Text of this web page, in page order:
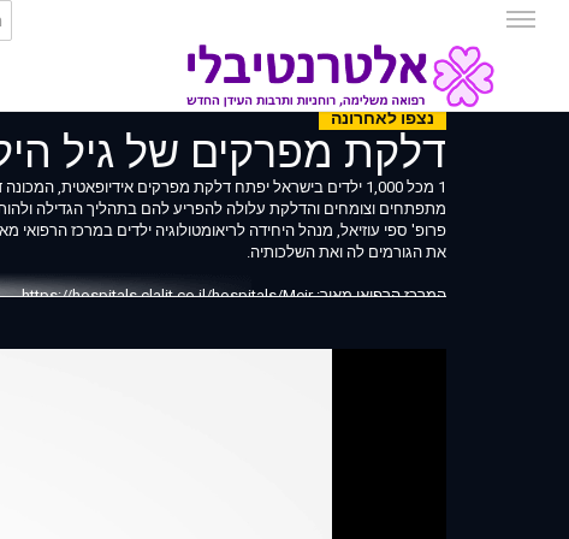
נצפו לאחרונה
דלקת מפרקים של גיל
1 מכל 1,000 ילדים בישראל יפתח דלקת מפרקים
מתפתחים וצומחים והדלקת עלולה להפריע להם בתהליך הגדילה
פרופ' ספי עוזיאל, מנהל היחידה לריאומטולוגיה ילדים במרכז הרפואי
את הגורמים לה ואת השלכותיה.
המרכז הרפואי מאיר: https://hospitals.clalit.co.il/hospitals/Meir